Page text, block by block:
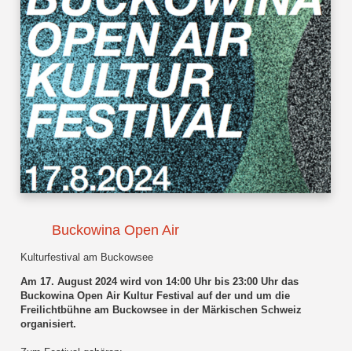
Buckowina Open Air
Kulturfestival am Buckowsee
Am 17. August 2024 wird von 14:00 Uhr bis 23:00 Uhr das
Buckowina Open Air Kultur Festival auf der und um die
Freilichtbühne am Buckowsee in der Märkischen Schweiz
organisiert.